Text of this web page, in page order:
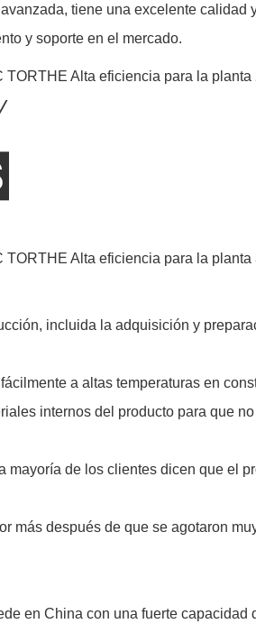
tiene una excelente
y soporte en el mercado.
incluida la adquisición y
a altas temperaturas en
internos del producto para que
de los clientes dicen que el
más después de que se agotaron
en China con una fuerte